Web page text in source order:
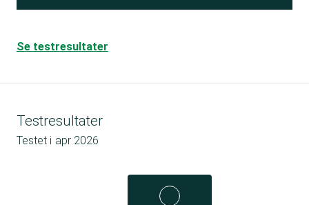
Se testresultater
Testresultater
Testet i apr 2026